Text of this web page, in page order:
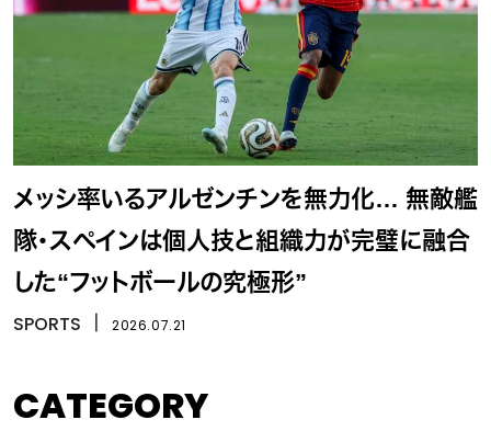
メッシ率いるアルゼンチンを無力化… 無敵艦
隊・スペインは個人技と組織力が完璧に融合
した“フットボールの究極形”
SPORTS 2026.07.21
CATEGORY